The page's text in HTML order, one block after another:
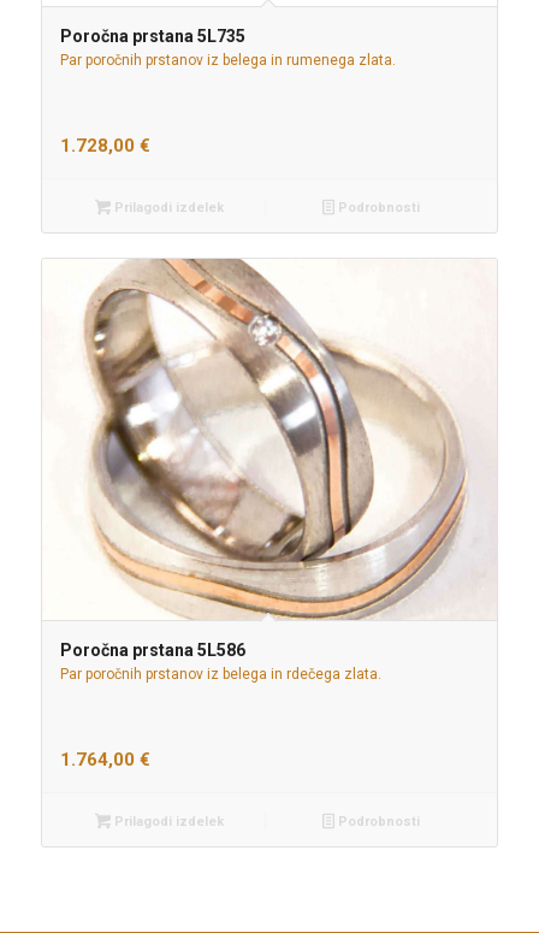
Poročna prstana 5L735
Par poročnih prstanov iz belega in rumenega zlata.
1.728,00 €
Prilagodi izdelek Podrobnosti
Poročna prstana 5L586
Par poročnih prstanov iz belega in rdečega zlata.
1.764,00 €
Prilagodi izdelek Podrobnosti